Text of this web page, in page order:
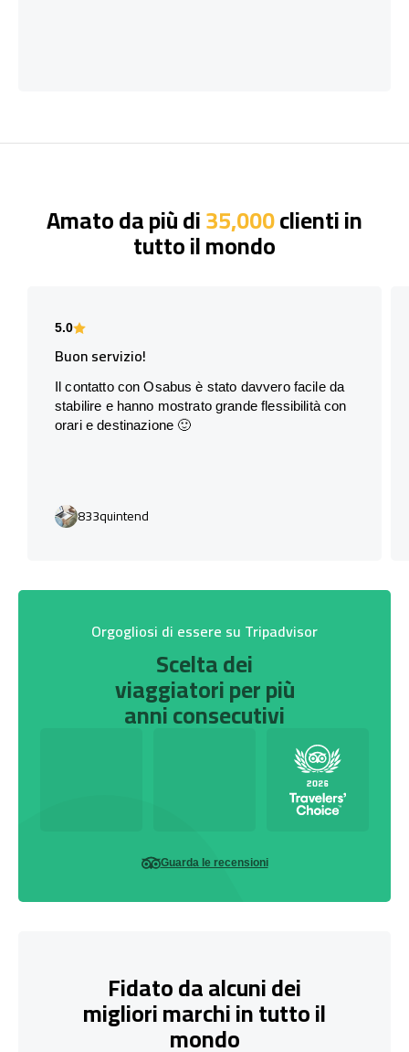
Amato da più di35,000clienti in
tutto il mondo
5.0
Buon servizio!
Il contatto con Osabus è stato davvero facile da
stabilire e hanno mostrato grande flessibilità con
orari e destinazione 🙂
833quintend
Orgogliosi di essere su Tripadvisor
Scelta dei
viaggiatori per più
anni consecutivi
Guarda le recensioni
Fidato da alcuni dei
migliori marchi in tutto il
mondo